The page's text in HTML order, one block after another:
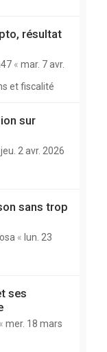
résultat
« mar. 7 avr.
et fiscalité
sur
jeu. 2 avr. 2026
sans trop
« lun. 23
ses
« mer. 18 mars